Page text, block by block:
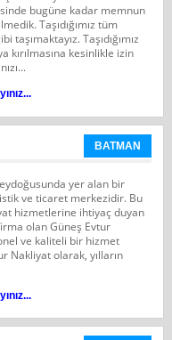
bugüne kadar memnun
Taşıdığımız tüm
taşımaktayız. Taşıdığımız
kırılmasına kesinlikle izin
BATMAN
yer alan bir
ve ticaret merkezidir. Bu
hizmetlerine ihtiyaç duyan
olan Güneş Evtur
ve kaliteli bir hizmet
Nakliyat olarak, yılların